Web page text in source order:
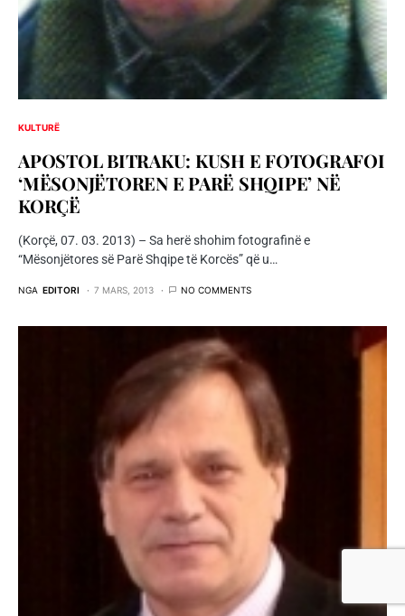
KULTURË
APOSTOL BITRAKU: KUSH E FOTOGRAFOI
‘MËSONJËTOREN E PARË SHQIPE’ NË
KORÇË
(Korçë, 07. 03. 2013) – Sa herë shohim fotografinë e
“Mësonjëtores së Parë Shqipe të Korcës” që u…
NGA EDITORI 7 MARS, 2013 NO COMMENTS